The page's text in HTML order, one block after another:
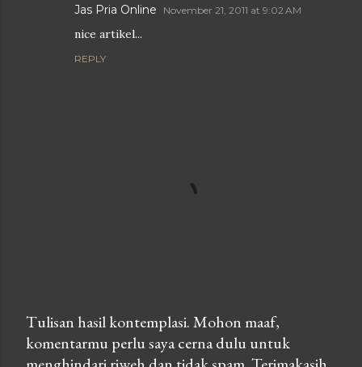
Jas Pria Online November 21, 2011 at 9:02 AM
nice artikel...
REPLY
P
Tulisan hasil kontemplasi. Mohon maaf,
komentarmu perlu saya cerna dulu untuk